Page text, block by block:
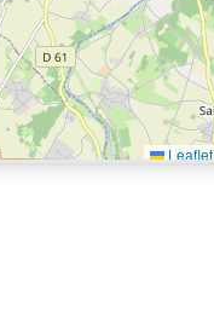
Leaflet